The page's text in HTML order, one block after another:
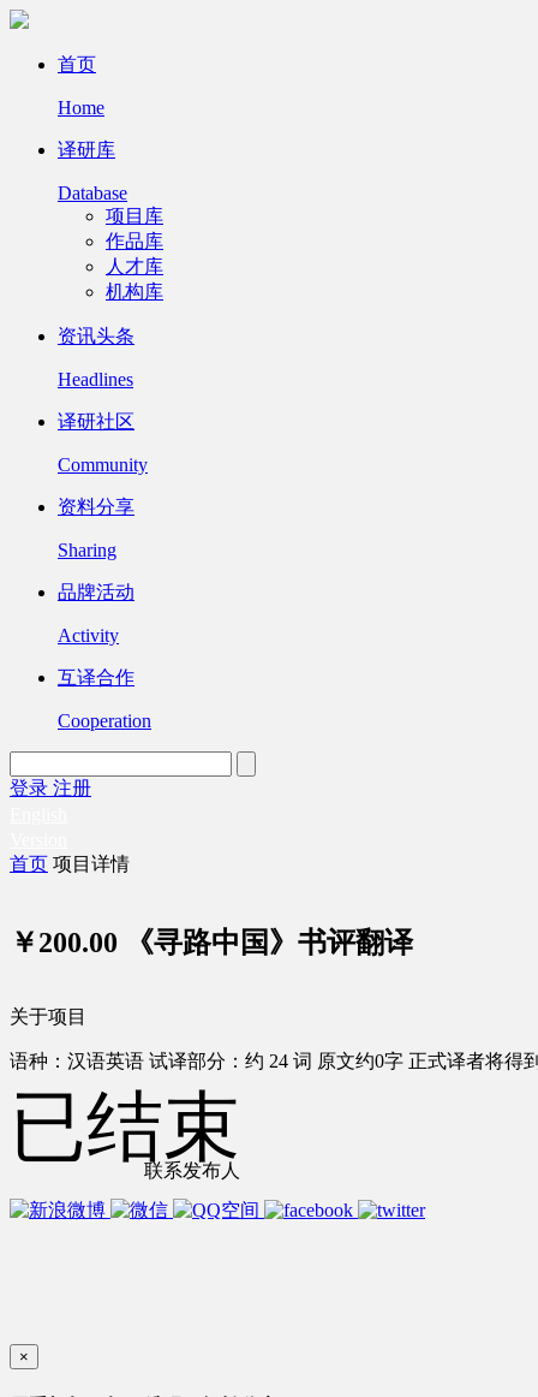
首页
Home
译研库
Database
项目库
作品库
人才库
机构库
资讯头条
Headlines
译研社区
Community
资料分享
Sharing
品牌活动
Activity
互译合作
Cooperation
登录 注册
首页 项目详情
￥200.00 《寻路中国》书评翻译
关于项目
语种：汉语英语 试译部分：约 24 词 原文约0字 正式译者将得
联系发布人
已结束
×